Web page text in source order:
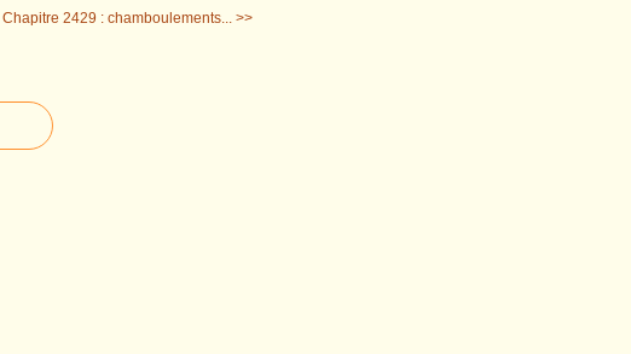
Chapitre 2429 : chamboulements... >>